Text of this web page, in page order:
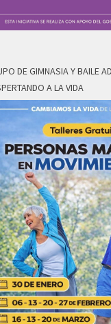
DE GIMNASIA Y BAILE
A LA VIDA